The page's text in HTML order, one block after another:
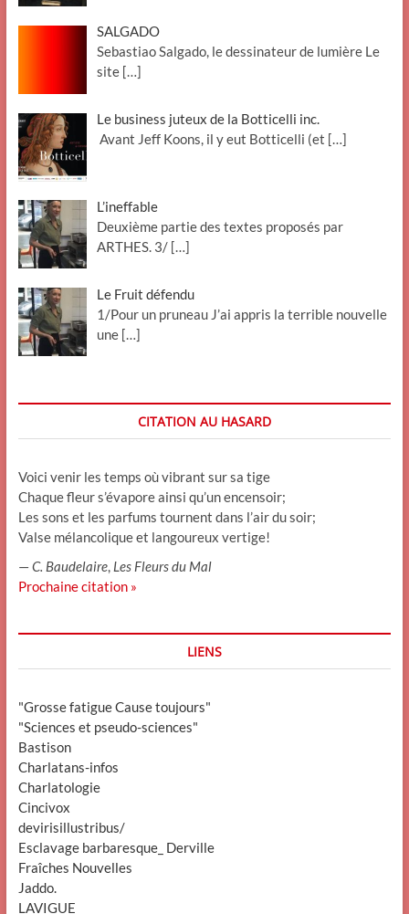
SALGADO
Sebastiao Salgado, le dessinateur de lumière Le
site […]
Le business juteux de la Botticelli inc.
Avant Jeff Koons, il y eut Botticelli (et […]
L’ineffable
Deuxième partie des textes proposés par
ARTHES. 3/ […]
Le Fruit défendu
1/Pour un pruneau J’ai appris la terrible nouvelle
une […]
CITATION AU HASARD
Voici venir les temps où vibrant sur sa tige
Chaque fleur s’évapore ainsi qu’un encensoir;
Les sons et les parfums tournent dans l’air du soir;
Valse mélancolique et langoureux vertige!
—C. Baudelaire, Les Fleurs du Mal
Prochaine citation »
LIENS
"Grosse fatigue Cause toujours"
"Sciences et pseudo-sciences"
Bastison
Charlatans-infos
Charlatologie
Cincivox
devirisillustribus/
Esclavage barbaresque_ Derville
Fraîches Nouvelles
Jaddo.
LAVIGUE